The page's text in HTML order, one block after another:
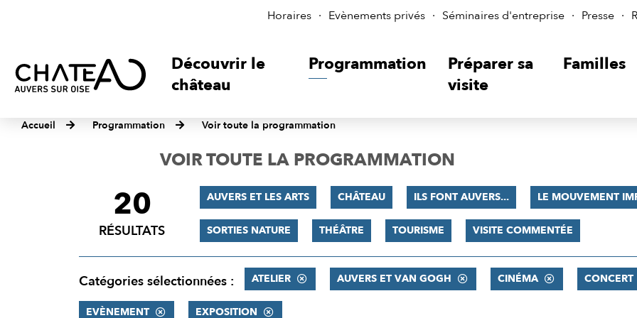
Horaires Evènements privés Séminaires d'entreprise Presse
Découvrir le
château
Programmation
Préparer sa
visite
Familles
Accueil Programmation Voir toute la programmation
VOIR TOUTE LA PROGRAMMATION
FILTRER
RÉSULTATS
20
RÉSULTATS
AUVERS ET LES ARTS CHÂTEAU ILS FONT AUVERS... LE MOUVEMENT
SORTIES NATURE THÉÂTRE TOURISME VISITE COMMENTÉE
Catégories sélectionnées : ATELIER AUVERS ET VAN GOGH CINÉMA CONCERT
EVÈNEMENT EXPOSITION